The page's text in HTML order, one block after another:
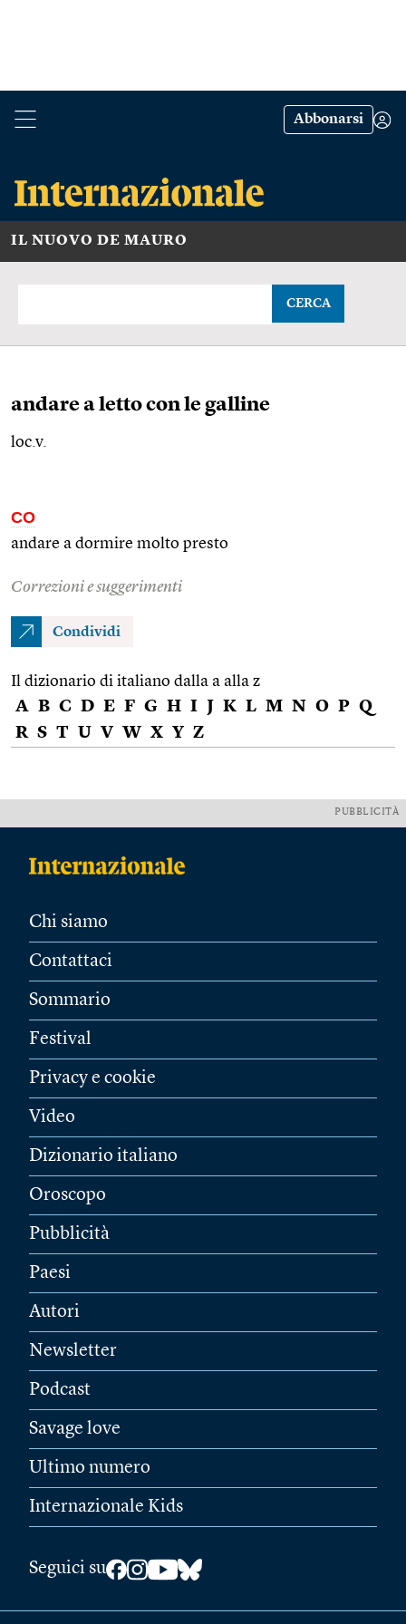
Abbonarsi
IL NUOVO DE MAURO
CERCA
andare a letto con le galline
loc.v.
CO
andare a dormire molto presto
Correzioni e suggerimenti
Condividi
Il dizionario di italiano dalla a alla z
A B C D E F G H I J K L M N O P Q
R S T U V W X Y Z
PUBBLICITÀ
Chi siamo
Contattaci
Sommario
Festival
Privacy e cookie
Video
Dizionario italiano
Oroscopo
Pubblicità
Paesi
Autori
Newsletter
Podcast
Savage love
Ultimo numero
Internazionale Kids
Seguici su